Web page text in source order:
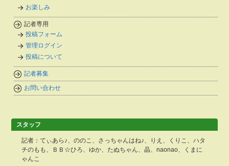
お楽しみ
記者専用
投稿フォーム
管理ログイン
投稿について
記者募集
お問い合わせ
スタッフ
記者：てぃあら♪、ののこ、さっちゃんはね♪、りえ、くりこ、ハタ
チのもも、ＢＢ☆ひろ、ゆか、たぬちゃん、晶、naonao、くまに
ゃんこ